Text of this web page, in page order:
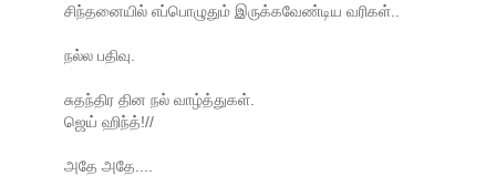
சிந்தனையில் எப்பொழுதும் இருக்கவேண்டிய வரிகள்..
நல்ல பதிவு.
சுதந்திர தின நல் வாழ்த்துகள்.
ஜெய் ஹிந்த்!//
அதே அதே....